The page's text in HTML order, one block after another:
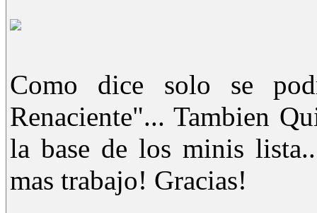
Como dice solo se
Renaciente"... Tambien
la base de los minis
mas trabajo! Gracias!